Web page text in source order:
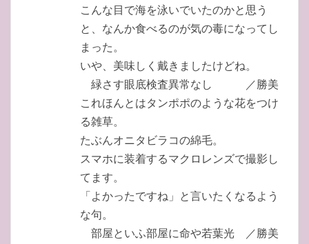
こんな目で海を泳いでいたのかと思う
と、なんか食べるのが気の毒になってし
まった。
いや、美味しく戴きましたけどね。
緑さす眼底検査異常なし ／勝美
これほんとはタンポポのような花をつけ
る雑草。
たぶんオニタビラコの綿毛。
スマホに装着するマクロレンズで撮影し
てます。
「よかったですね」と言いたくなるよう
な句。
部屋といふ部屋に命や若葉光 ／勝美